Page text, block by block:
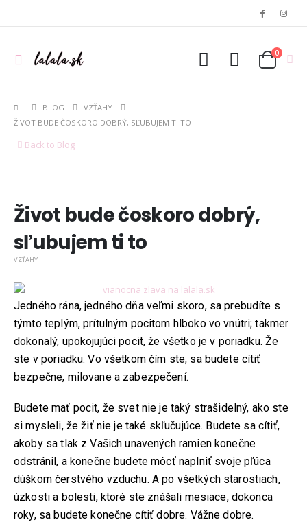
0
BLOG
VZŤAHY
ŽIVOT BUDE ČOSKORO DOBRÝ, SĽUBUJEM TI TO
Back to Blog
Život bude čoskoro dobrý,
sľubujem ti to
VZŤAHY
Jedného rána, jedného dňa veľmi skoro, sa prebudíte s
týmto teplým, prítulným pocitom hlboko vo vnútri; takmer
dokonalý, upokojujúci pocit, že všetko je v poriadku. Že
ste v poriadku. Vo všetkom čím ste, sa budete cítiť
bezpečne, milovane a zabezpečení.
Budete mať pocit, že svet nie je taký strašidelný, ako ste
si mysleli, že žiť nie je také skľučujúce. Budete sa cítiť,
akoby sa tlak z Vašich unavených ramien konečne
odstránil, a konečne budete môcť naplniť svoje pľúca
dúškom čerstvého vzduchu. A po všetkých starostiach,
úzkosti a bolesti, ktoré ste znášali mesiace, dokonca
roky, sa budete konečne cítiť dobre. Vážne dobre.